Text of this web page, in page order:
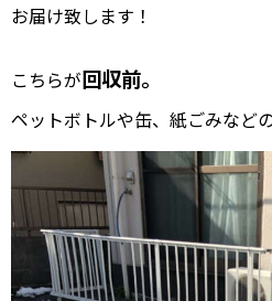
お届け致します！
こちらが 回収前。
ペットボトルや缶、紙ごみなど